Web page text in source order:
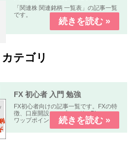
「関連株 関連銘柄 一覧表」の記事一覧
です。
テゴリ
FX 初心者 入門 勉強
FX初心者向けの記事一覧です。FXの特
徴、口座開設、スプレッド、Pips、ス
ワップポイント、レバレッジ、ロン
グ、ショート、ロット、ロスカットな
どについて解説します、